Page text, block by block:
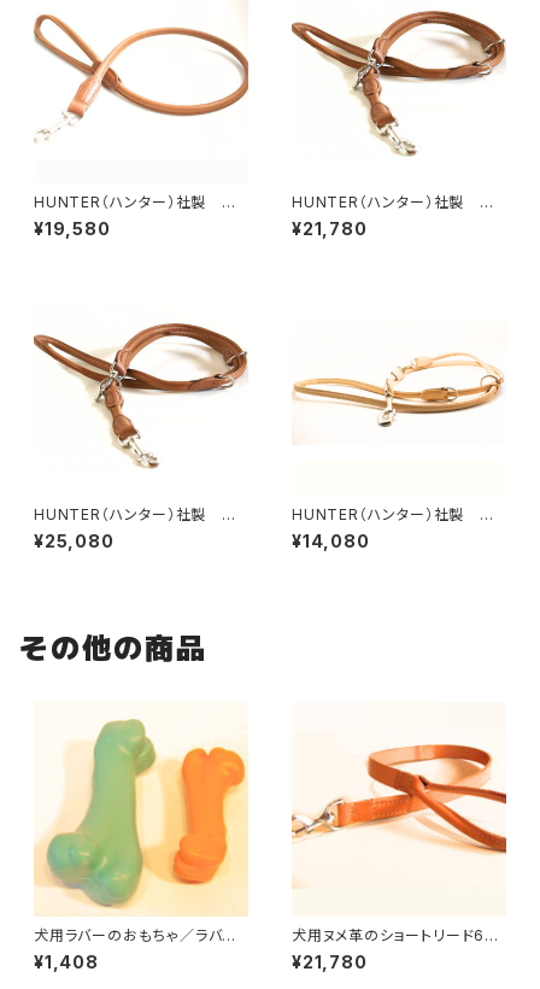
HUNTER（ハンター）社製 犬
用エルクレザー丸め革リード【1
00cm・リード直径1cm】
¥19,580
HUNTER（ハンター）社製 犬
用エルクレザー丸め革3wayリ
ード【200cm・リード直径8m
¥21,780
HUNTER（ハンター）社製 犬
用エルクレザー丸め革3wayリ
ード【200cm・ リード直径1c
¥25,080
HUNTER（ハンター）社製 犬
用丸めレザーの3wayリード【2
00cm・リード直径8mm】
¥14,080
その他の商品
犬用ラバーのおもちゃ／ラバー
ボーン(Sサイズ 子犬〜小型犬
サイズ）
¥1,408
犬用ヌメ革のショートリード60c
m 【受注製作】LOVE＆PEAC
E＆DOGSオリジナル
¥21,780